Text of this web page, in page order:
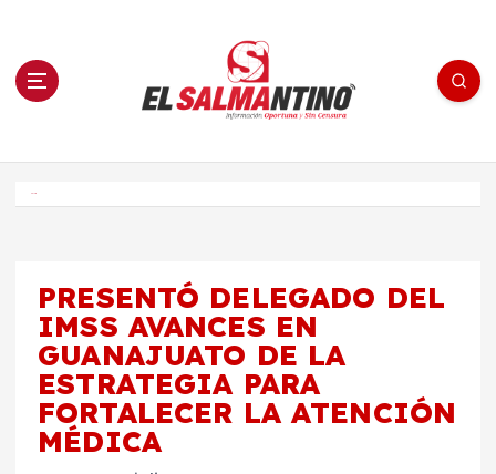
n El Salmantino - medios/noticias/editorial
PRESENTÓ DELEGADO DEL
IMSS AVANCES EN
GUANAJUATO DE LA
ESTRATEGIA PARA
FORTALECER LA ATENCIÓN
MÉDICA